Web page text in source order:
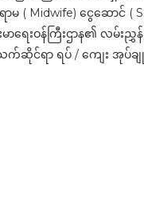
( Midwife) ငွေဆောင် ( S
းဝန်ကြီးဌာန၏ လမ်းညွှန်ခ
က်ဆိုင်ရာ ရပ် / ကျေး အုပ်